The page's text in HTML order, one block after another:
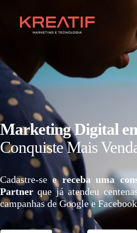
Marketing Digital
Conquiste Mais
Cadastre-se e receba uma
Partner que já atendeu
campanhas de Google e